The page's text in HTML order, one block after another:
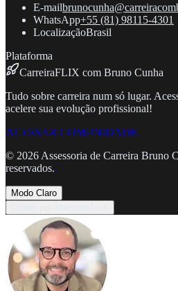
E-mail
WhatsApp+55 (81) 98115-4301
LocalizaçãoBrasil
Plataforma
CarreiraFLIX com Bruno Cunha
Tudo sobre carreira num só lugar.
acelere sua evolução profissional!
ACESSAR COMUNIDADE
© 2026 Assessoria de Carreira Bruno
reservados..
Modo Claro